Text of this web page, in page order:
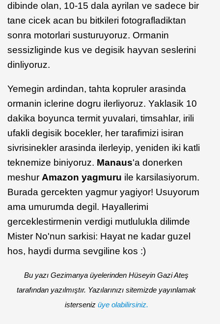
dibinde olan, 10-15 dala ayrilan ve sadece bir
tane cicek acan bu bitkileri fotografladiktan
sonra motorlari susturuyoruz. Ormanin
sessizliginde kus ve degisik hayvan seslerini
dinliyoruz.
Yemegin ardindan, tahta kopruler arasinda
ormanin iclerine dogru ilerliyoruz. Yaklasik 10
dakika boyunca termit yuvalari, timsahlar, irili
ufakli degisik bocekler, her tarafimizi isiran
sivrisinekler arasinda ilerleyip, yeniden iki katli
teknemize biniyoruz. Manaus'a donerken
meshur Amazon yagmuru ile karsilasiyorum.
Burada gercekten yagmur yagiyor! Usuyorum
ama umurumda degil. Hayallerimi
gerceklestirmenin verdigi mutlulukla dilimde
Mister No'nun sarkisi: Hayat ne kadar guzel
hos, haydi durma sevgiline kos :)
Bu yazı Gezimanya üyelerinden Hüseyin Gazi Ateş
tarafından yazılmıştır. Yazılarınızı sitemizde yayınlamak
isterseniz üye olabilirsiniz.